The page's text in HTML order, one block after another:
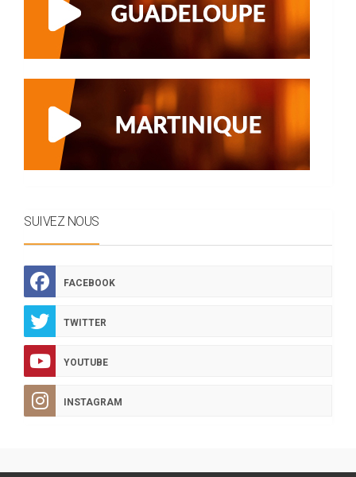
SUIVEZ NOUS
FACEBOOK
TWITTER
YOUTUBE
INSTAGRAM